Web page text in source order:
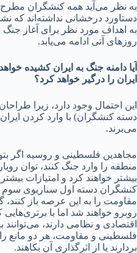
به نظر می‌آید همه کنشگران مطرح
دستاورد درخشانی نداشته‌اند که
به اهداف مورد نظر برای آغاز جنگ
روزهای آتی ادامه می‌یابد.
آیا دامنه جنگ به ایران کشیده
ایران را درگیر خواهد کرد؟
این احتمال وجود دارد، زیرا
دسته کنشگران) با وارد کردن
می‌برند.
مجاهدین فلسطینی و روسیه اگر
منطقه را وارد جنگ کنند، توان
بیشتر خواهند کرد و امتیازات
کنشگران دسته اول سناریوی سوم
مقاومت را به این عرصه باز
روبرو خواهند شد اما با
اقتصادی و نظامی دارند،
فلسطینی و مقاومت، هر دو مانع
بردارند یا از اثرگذاری آن بکاهند.